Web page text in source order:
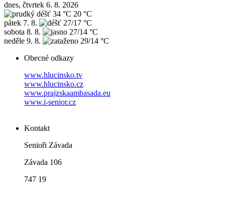
dnes, čtvrtek 6. 8. 2026
34 °C 20 °C
pátek 7. 8.
27/17 °C
sobota 8. 8.
27/14 °C
neděle 9. 8.
29/14 °C
Obecné odkazy
www.hlucinsko.tv
www.hlucinsko.cz
www.prajzskaambasada.eu
www.i-senior.cz
Kontakt
Senioři Závada
Závada 106
747 19